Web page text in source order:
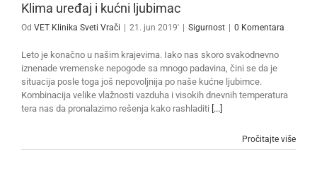
Klima uređaj i kućni ljubimac
Od VET Klinika Sveti Vrači 21. jun 2019' Sigurnost 0 Komentara
Leto je konačno u našim krajevima. Iako nas skoro svakodnevno
iznenade vremenske nepogode sa mnogo padavina, čini se da je
situacija posle toga još nepovoljnija po naše kućne ljubimce.
Kombinacija velike vlažnosti vazduha i visokih dnevnih temperatura
tera nas da pronalazimo rešenja kako rashladiti [...]
Pročitajte više